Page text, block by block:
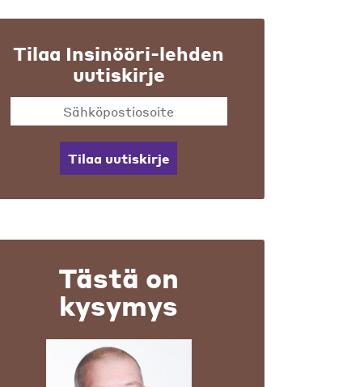
Tilaa Insinööri-lehden
uutiskirje
Tilaa uutiskirje
Tästä on
kysymys